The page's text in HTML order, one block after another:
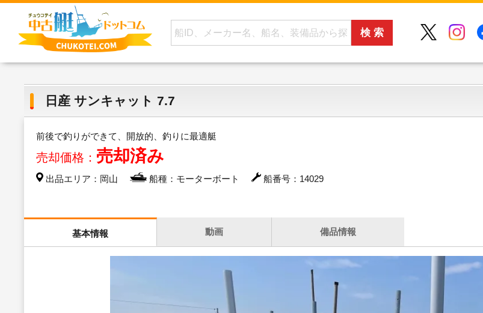
日産 サンキャット 7.7
前後で釣りができて、開放的、釣りに最適艇
売却価格： 売却済み
出品エリア：岡山 船種：モーターボート 船番号：14029
基本情報 動画 備品情報